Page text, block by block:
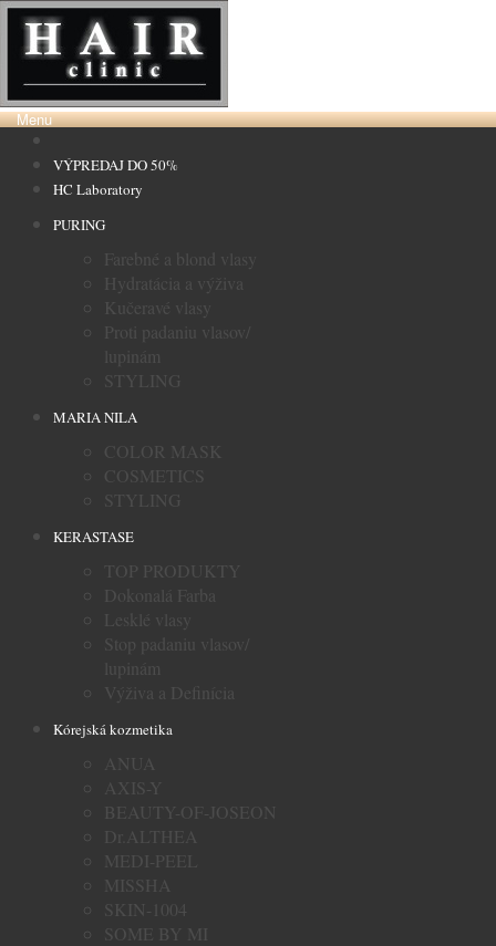
Menu
VÝPREDAJ DO 50%
HC Laboratory
PURING
Farebné a blond vlasy
Hydratácia a výživa
Kučeravé vlasy
Proti padaniu vlasov/
lupinám
STYLING
MARIA NILA
COLOR MASK
COSMETICS
STYLING
KERASTASE
TOP PRODUKTY
Dokonalá Farba
Lesklé vlasy
Stop padaniu vlasov/
lupinám
Výživa a Definícia
Kórejská kozmetika
ANUA
AXIS-Y
BEAUTY-OF-JOSEON
Dr.ALTHEA
MEDI-PEEL
MISSHA
SKIN-1004
SOME BY MI